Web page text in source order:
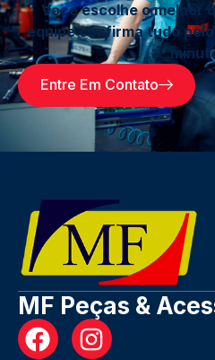
Você escolhe o melhor
equipe confirma tudo
Entre Em Contato
MF Peças &